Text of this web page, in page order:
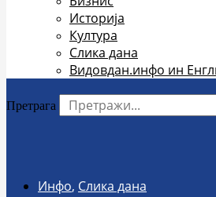
Историја
Култура
Слика дана
Видовдан.инфо ин
Претрага
Инфо, Слика дана